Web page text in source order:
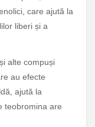
care ajută la
liberi și a
alte compuși
au efecte
ajută la
teobromina are